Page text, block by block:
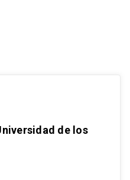
de los